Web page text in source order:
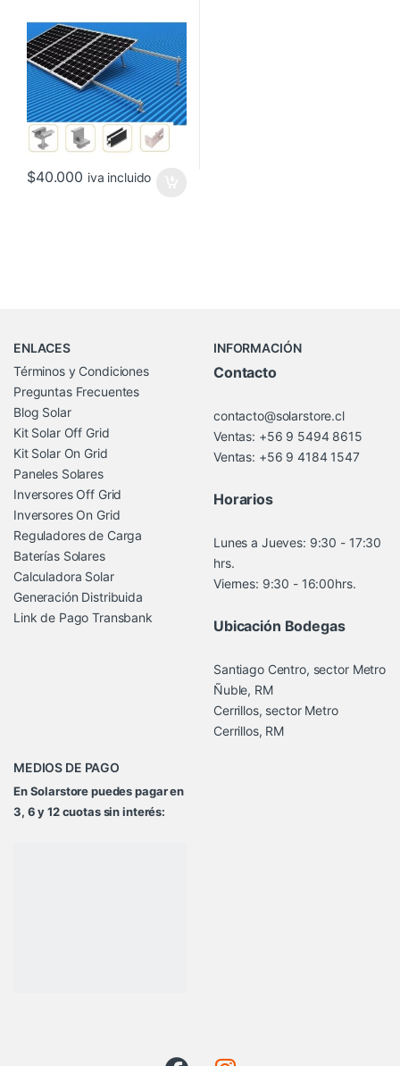
$40.000 iva incluido
ENLACES
Términos y Condiciones
Preguntas Frecuentes
Blog Solar
Kit Solar Off Grid
Kit Solar On Grid
Paneles Solares
Inversores Off Grid
Inversores On Grid
Reguladores de Carga
Baterías Solares
Calculadora Solar
Generación Distribuida
Link de Pago Transbank
INFORMACIÓN
Contacto
contacto@solarstore.cl
Ventas: +56 9 5494 8615
Ventas: +56 9 4184 1547
Horarios
Lunes a Jueves: 9:30 - 17:30
hrs.
Viernes: 9:30 - 16:00hrs.
Ubicación Bodegas
Santiago Centro, sector Metro
Ñuble, RM
Cerrillos, sector Metro
Cerrillos, RM
MEDIOS DE PAGO
En Solarstore puedes pagar en
3, 6 y 12 cuotas sin interés: